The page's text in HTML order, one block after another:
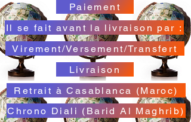
Paiement
Virement/Versement/Transfert
Livraison
Retrait à Casablanca (Maroc)
Il se fait avant la livraison par :
Chrono Diali (Barid Al Maghrib)